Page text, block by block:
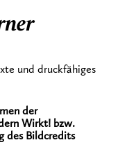
und druckfähiges
der
Wirkt! bzw.
des Bildcredits